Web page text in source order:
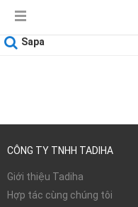
Sapa
CÔNG TY TNHH TADIHA
Giới thiệu Tadiha
Hợp tác cùng chúng tôi